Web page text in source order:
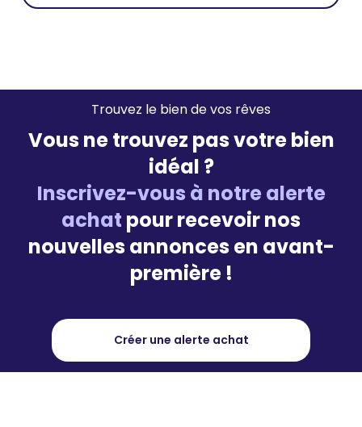
Trouvez le bien de vos rêves
Vous ne trouvez pas votre bien
idéal ?
Inscrivez-vous à notre alerte
achat pour recevoir nos
nouvelles annonces en avant-
première !
Créer une alerte achat